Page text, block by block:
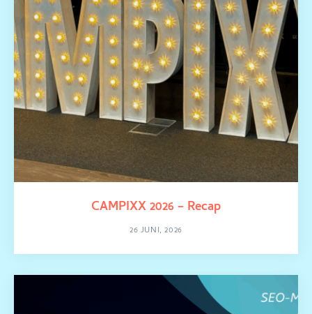
CAMPIXX 2026 – Recap
26 JUNI, 2026